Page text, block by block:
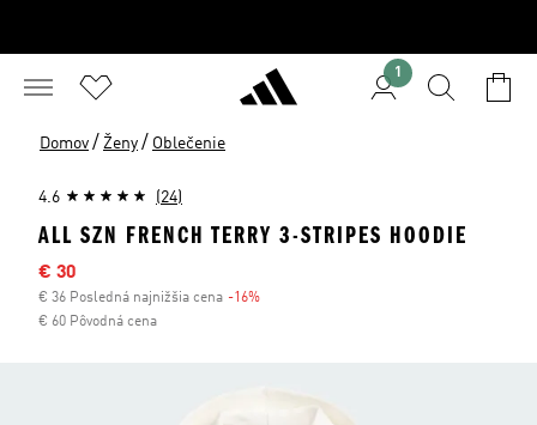
1
Domov / Ženy / Oblečenie
4.6 (24)
ALL SZN FRENCH TERRY 3-STRIPES HOODIE
Výpredajová cena
€ 30
€ 36 Posledná najnižšia cena -16%
€ 60 Pôvodná cena